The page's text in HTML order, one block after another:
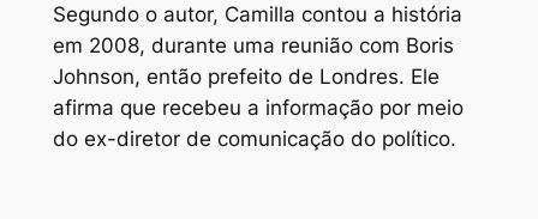
Segundo o autor, Camilla contou a história
em 2008, durante uma reunião com Boris
Johnson, então prefeito de Londres. Ele
afirma que recebeu a informação por meio
do ex-diretor de comunicação do político.